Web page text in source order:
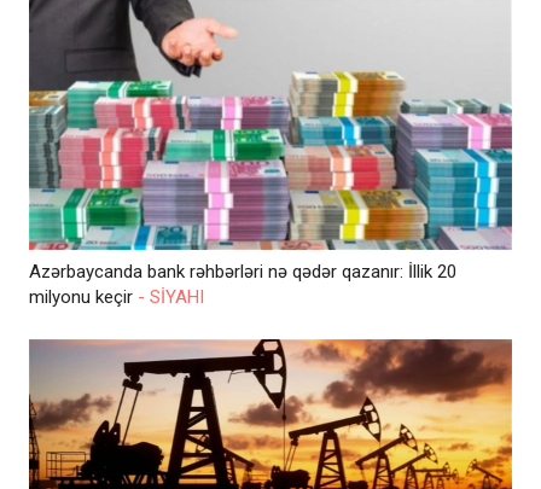
Azərbaycanda bank rəhbərləri nə qədər qazanır: İllik 20
milyonu keçir - SİYAHI